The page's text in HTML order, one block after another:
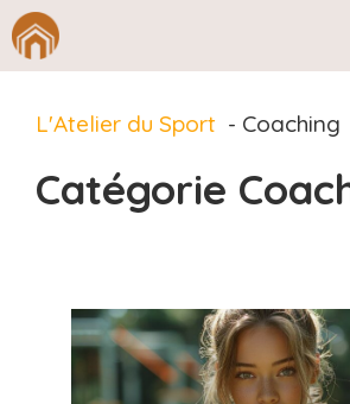
Aller
au
L'Atelier du Sport Coaching
Catégorie